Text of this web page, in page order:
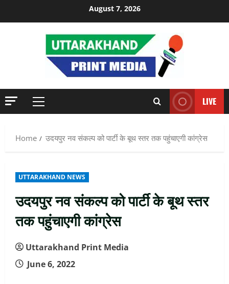
August 7, 2026
Primary
LIVE
Home उदयपुर नव संकल्प को पार्टी के बूथ स्तर तक पहुंचाएगी कांग्रेस
UTTARAKHAND NEWS
उदयपुर नव संकल्प को पार्टी के बूथ स्तर
तक पहुंचाएगी कांग्रेस
Uttarakhand Print Media
June 6, 2022